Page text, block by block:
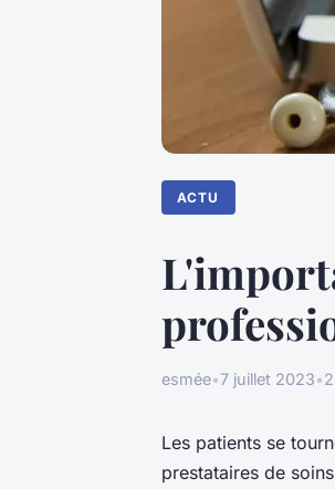
ACTU
esmée•7 juillet 2023•
Les patients se
prestataires de